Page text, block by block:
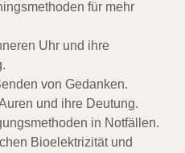
für mehr
Uhr und ihre
von Gedanken.
und ihre Deutung.
in Notfällen.
Bioelektrizität und